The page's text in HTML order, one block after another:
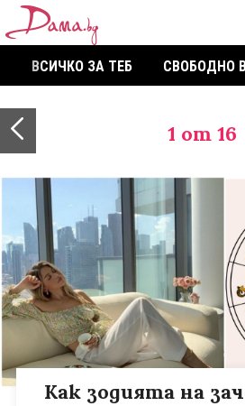
ВСИЧКО ЗА ТЕБ СВОБОДНО
1 от 16
Как зодията на